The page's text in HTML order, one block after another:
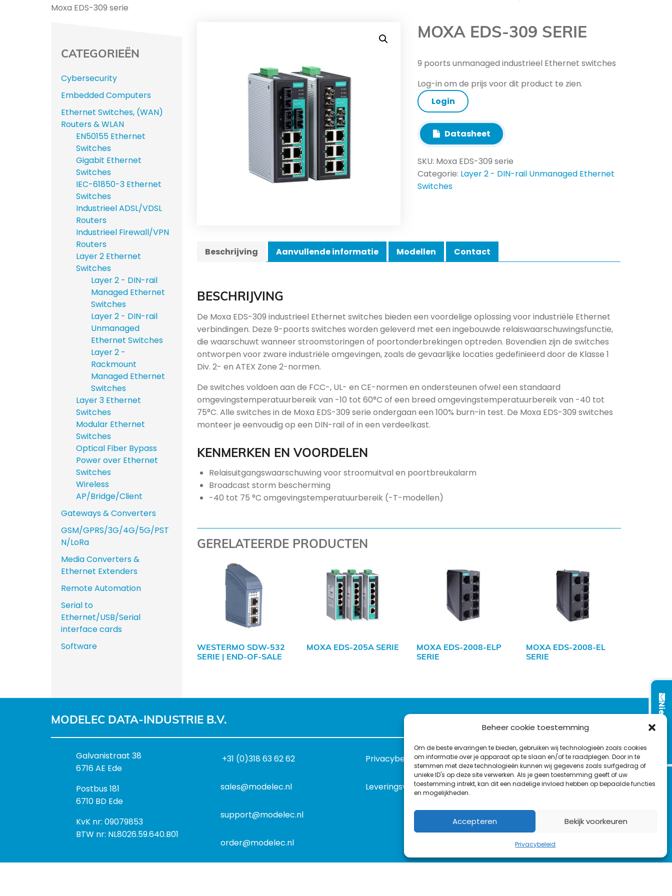
Beheer cookie toestemming
Om de beste ervaringen te bieden, gebruiken wij technologieën zoals cookies
om informatie over je apparaat op te slaan en/of te raadplegen. Door in te
stemmen met deze technologieën kunnen wij gegevens zoals surfgedrag of
unieke ID's op deze site verwerken. Als je geen toestemming geeft of uw
toestemming intrekt, kan dit een nadelige invloed hebben op bepaalde functies
en mogelijkheden.
Accepteren Bekijk voorkeuren
Privacybeleid
Moxa EDS-309 serie
MOXA EDS-309 SERIE
9 poorts unmanaged industrieel Ethernet switches
Log-in om de prijs voor dit product te zien.
Login
Datasheet
SKU: Moxa EDS-309 serie
Categorie: Layer 2 - DIN-rail Unmanaged Ethernet
Switches
Beschrijving Aanvullende informatie Modellen Contact
BESCHRIJVING
De Moxa EDS-309 industrieel Ethernet switches bieden een voordelige oplossing voor industriële Ethernet
verbindingen. Deze 9-poorts switches worden geleverd met een ingebouwde relaiswaarschuwingsfunctie,
die waarschuwt wanneer stroomstoringen of poortonderbrekingen optreden. Bovendien zijn de switches
ontworpen voor zware industriële omgevingen, zoals de gevaarlijke locaties gedefinieerd door de Klasse 1
Div. 2- en ATEX Zone 2-normen.
De switches voldoen aan de FCC-, UL- en CE-normen en ondersteunen ofwel een standaard
omgevingstemperatuurbereik van -10 tot 60°C of een breed omgevingstemperatuurbereik van -40 tot
75°C. Alle switches in de Moxa EDS-309 serie ondergaan een 100% burn-in test. De Moxa EDS-309 switches
monteer je eenvoudig op een DIN-rail of in een verdeelkast.
KENMERKEN EN VOORDELEN
Relaisuitgangswaarschuwing voor stroomuitval en poortbreukalarm
Broadcast storm bescherming
-40 tot 75 °C omgevingstemperatuurbereik (-T-modellen)
GERELATEERDE PRODUCTEN
WESTERMO SDW-532
SERIE | END-OF-SALE
MOXA EDS-205A SERIE
MOXA EDS-2008-ELP
SERIE
MOXA EDS-2008-EL
SERIE
CATEGORIEËN
Cybersecurity
Embedded Computers
Ethernet Switches, (WAN)
Routers & WLAN
EN50155 Ethernet
Switches
Gigabit Ethernet
Switches
IEC-61850-3 Ethernet
Switches
Industrieel ADSL/VDSL
Routers
Industrieel Firewall/VPN
Routers
Layer 2 Ethernet
Switches
Layer 2 - DIN-rail
Managed Ethernet
Switches
Layer 2 - DIN-rail
Unmanaged
Ethernet Switches
Layer 2 -
Rackmount
Managed Ethernet
Switches
Layer 3 Ethernet
Switches
Modular Ethernet
Switches
Optical Fiber Bypass
Power over Ethernet
Switches
Wireless
AP/Bridge/Client
Gateways & Converters
GSM/GPRS/3G/4G/5G/PST
N/LoRa
Media Converters &
Ethernet Extenders
Remote Automation
Serial to
Ethernet/USB/Serial
interface cards
Software
MODELEC DATA-INDUSTRIE B.V.
B
e
o
e
k
a
Galvanistraat 38
6716 AE Ede
P
o
t
a
r
Postbus 181
6710 BD Ede
I
n
KvK nr: 09079853
BTW nr: NL8026.59.640.B01
+31 (0)318 63 62 62
sales@modelec.nl
support@modelec.nl
order@modelec.nl
Privacybeleid
Leveringsvoorwaarden
L
i
n
I
n
T
w
t
r
F
a
c
o
Y
o
u
b
C
o
n
c
Nieuwsbrief